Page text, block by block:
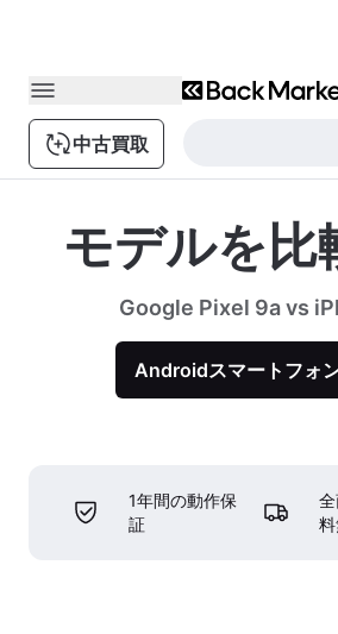
中古買取
モデルを比
Google Pixel 9a vs
Androidスマートフォ
1年間の動作保
証